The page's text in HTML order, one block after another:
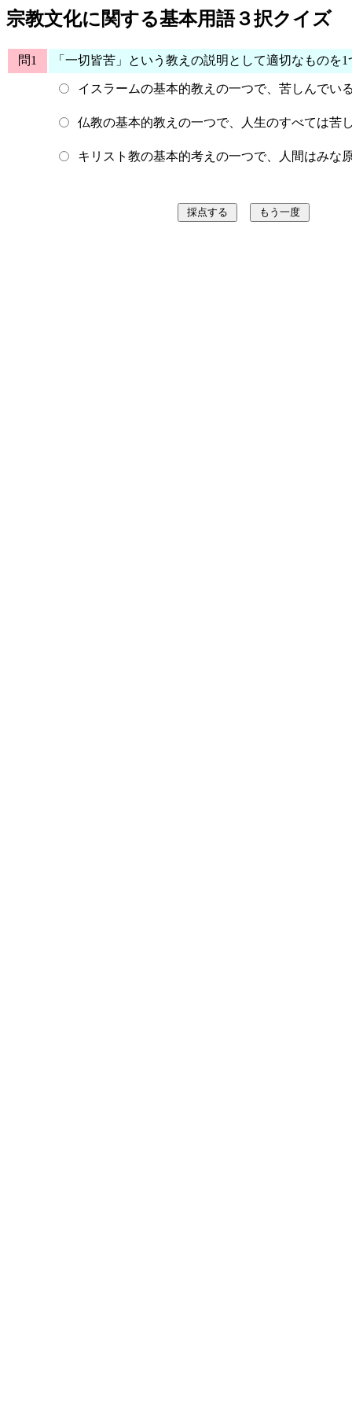
宗教文化に関する基本用語３択クイズ
問1 「一切皆苦」という教えの説明として適切なものを
イスラームの基本的教えの一つで、苦しんでい
仏教の基本的教えの一つで、人生のすべては苦
キリスト教の基本的考えの一つで、人間はみな